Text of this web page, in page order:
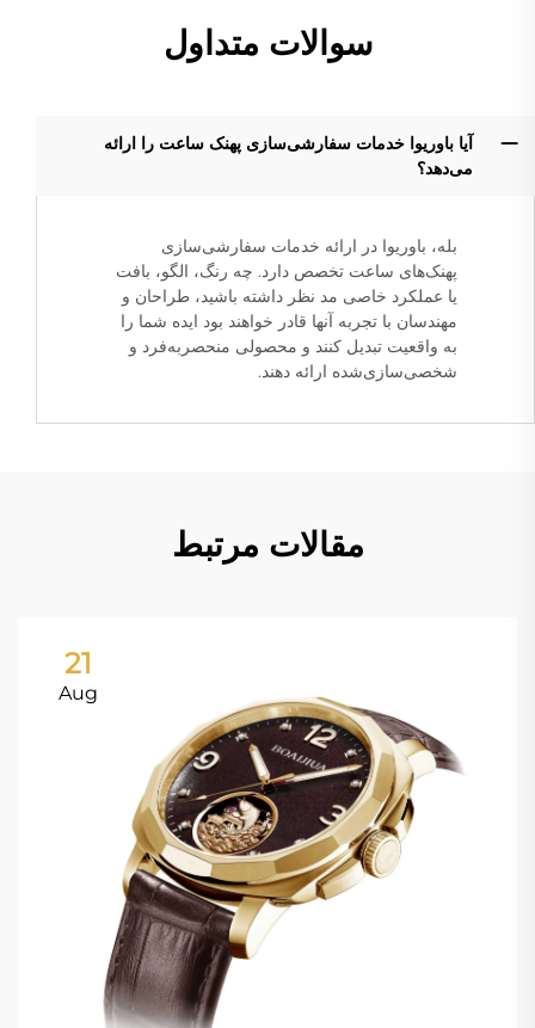
سوالات متداول
آیا باوریوا خدمات سفارشی‌سازی پهنک ساعت را ارائه
می‌دهد؟
بله، باوریوا در ارائه خدمات سفارشی‌سازی
پهنک‌های ساعت تخصص دارد. چه رنگ، الگو، بافت
یا عملکرد خاصی مد نظر داشته باشید، طراحان و
مهندسان با تجربه آنها قادر خواهند بود ایده شما را
به واقعیت تبدیل کنند و محصولی منحصربه‌فرد و
شخصی‌سازی‌شده ارائه دهند.
مقالات مرتبط
21
Aug